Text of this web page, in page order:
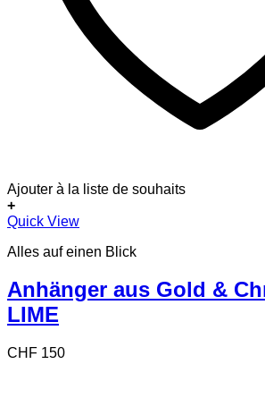
Ajouter à la liste de souhaits
+
Quick View
Alles auf einen Blick
Anhänger aus Gold &
LIME
CHF 150